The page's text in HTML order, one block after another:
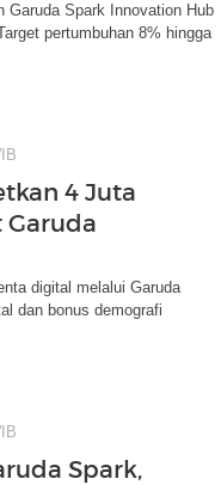
Garuda Spark Innovation Hub
pertumbuhan 8% hingga
4 Juta
digital melalui Garuda
dan bonus demografi
Spark,